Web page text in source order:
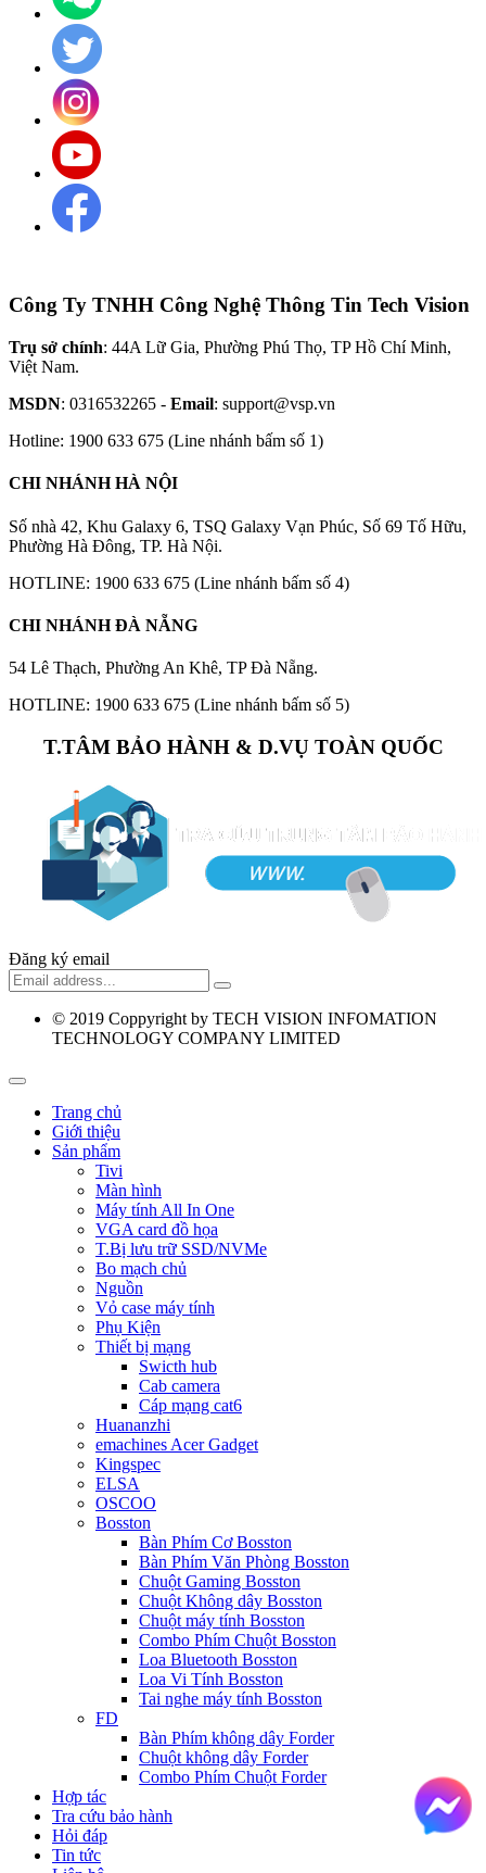
Công Ty TNHH Công Nghệ Thông Tin Tech Vision
Trụ sở chính: 44A Lữ Gia, Phường Phú Thọ, TP Hồ Chí Minh,
Việt Nam.
MSDN: 0316532265 - Email: support@vsp.vn
Hotline: 1900 633 675 (Line nhánh bấm số 1)
CHI NHÁNH HÀ NỘI
Số nhà 42, Khu Galaxy 6, TSQ Galaxy Vạn Phúc, Số 69 Tố Hữu,
Phường Hà Đông, TP. Hà Nội.
HOTLINE: 1900 633 675 (Line nhánh bấm số 4)
CHI NHÁNH ĐÀ NẴNG
54 Lê Thạch, Phường An Khê, TP Đà Nẵng.
HOTLINE: 1900 633 675 (Line nhánh bấm số 5)
T.TÂM BẢO HÀNH & D.VỤ TOÀN QUỐC
Đăng ký email
© 2019 Coppyright by TECH VISION INFOMATION
TECHNOLOGY COMPANY LIMITED
Trang chủ
Giới thiệu
Sản phẩm
Tivi
Màn hình
Máy tính All In One
VGA card đồ họa
T.Bị lưu trữ SSD/NVMe
Bo mạch chủ
Nguồn
Vỏ case máy tính
Phụ Kiện
Thiết bị mạng
Swicth hub
Cab camera
Cáp mạng cat6
Huananzhi
emachines Acer Gadget
Kingspec
ELSA
OSCOO
Bosston
Bàn Phím Cơ Bosston
Bàn Phím Văn Phòng Bosston
Chuột Gaming Bosston
Chuột Không dây Bosston
Chuột máy tính Bosston
Combo Phím Chuột Bosston
Loa Bluetooth Bosston
Loa Vi Tính Bosston
Tai nghe máy tính Bosston
FD
Bàn Phím không dây Forder
Chuột không dây Forder
Combo Phím Chuột Forder
Hợp tác
Tra cứu bảo hành
Hỏi đáp
Tin tức